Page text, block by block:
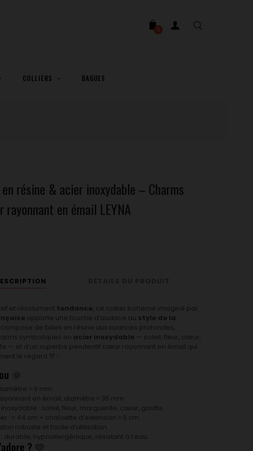
0
COLLIERS BAGUES
résine & acier inoxydable – Charms
en émail LEYNA
et résolument tendance , ce collier bohème imaginé par
apporte une touche d’audace au style de la
compose de billes en résine aux nuances profondes,
symboliques en acier inoxydable — soleil, fleur, cœur,
— et d’un superbe pendentif cœur rayonnant en émail qui
le regard 💚✨.
🌞
≈ 9 mm.
en émail, diamètre ≈ 35 mm.
: soleil, fleur, marguerite, cœur, goutte.
: ≈ 44 cm + chaînette d’extension ≈ 5 cm.
robuste et facile d’utilisation.
durable, hypoallergénique, résistant à l’eau.
? 💛